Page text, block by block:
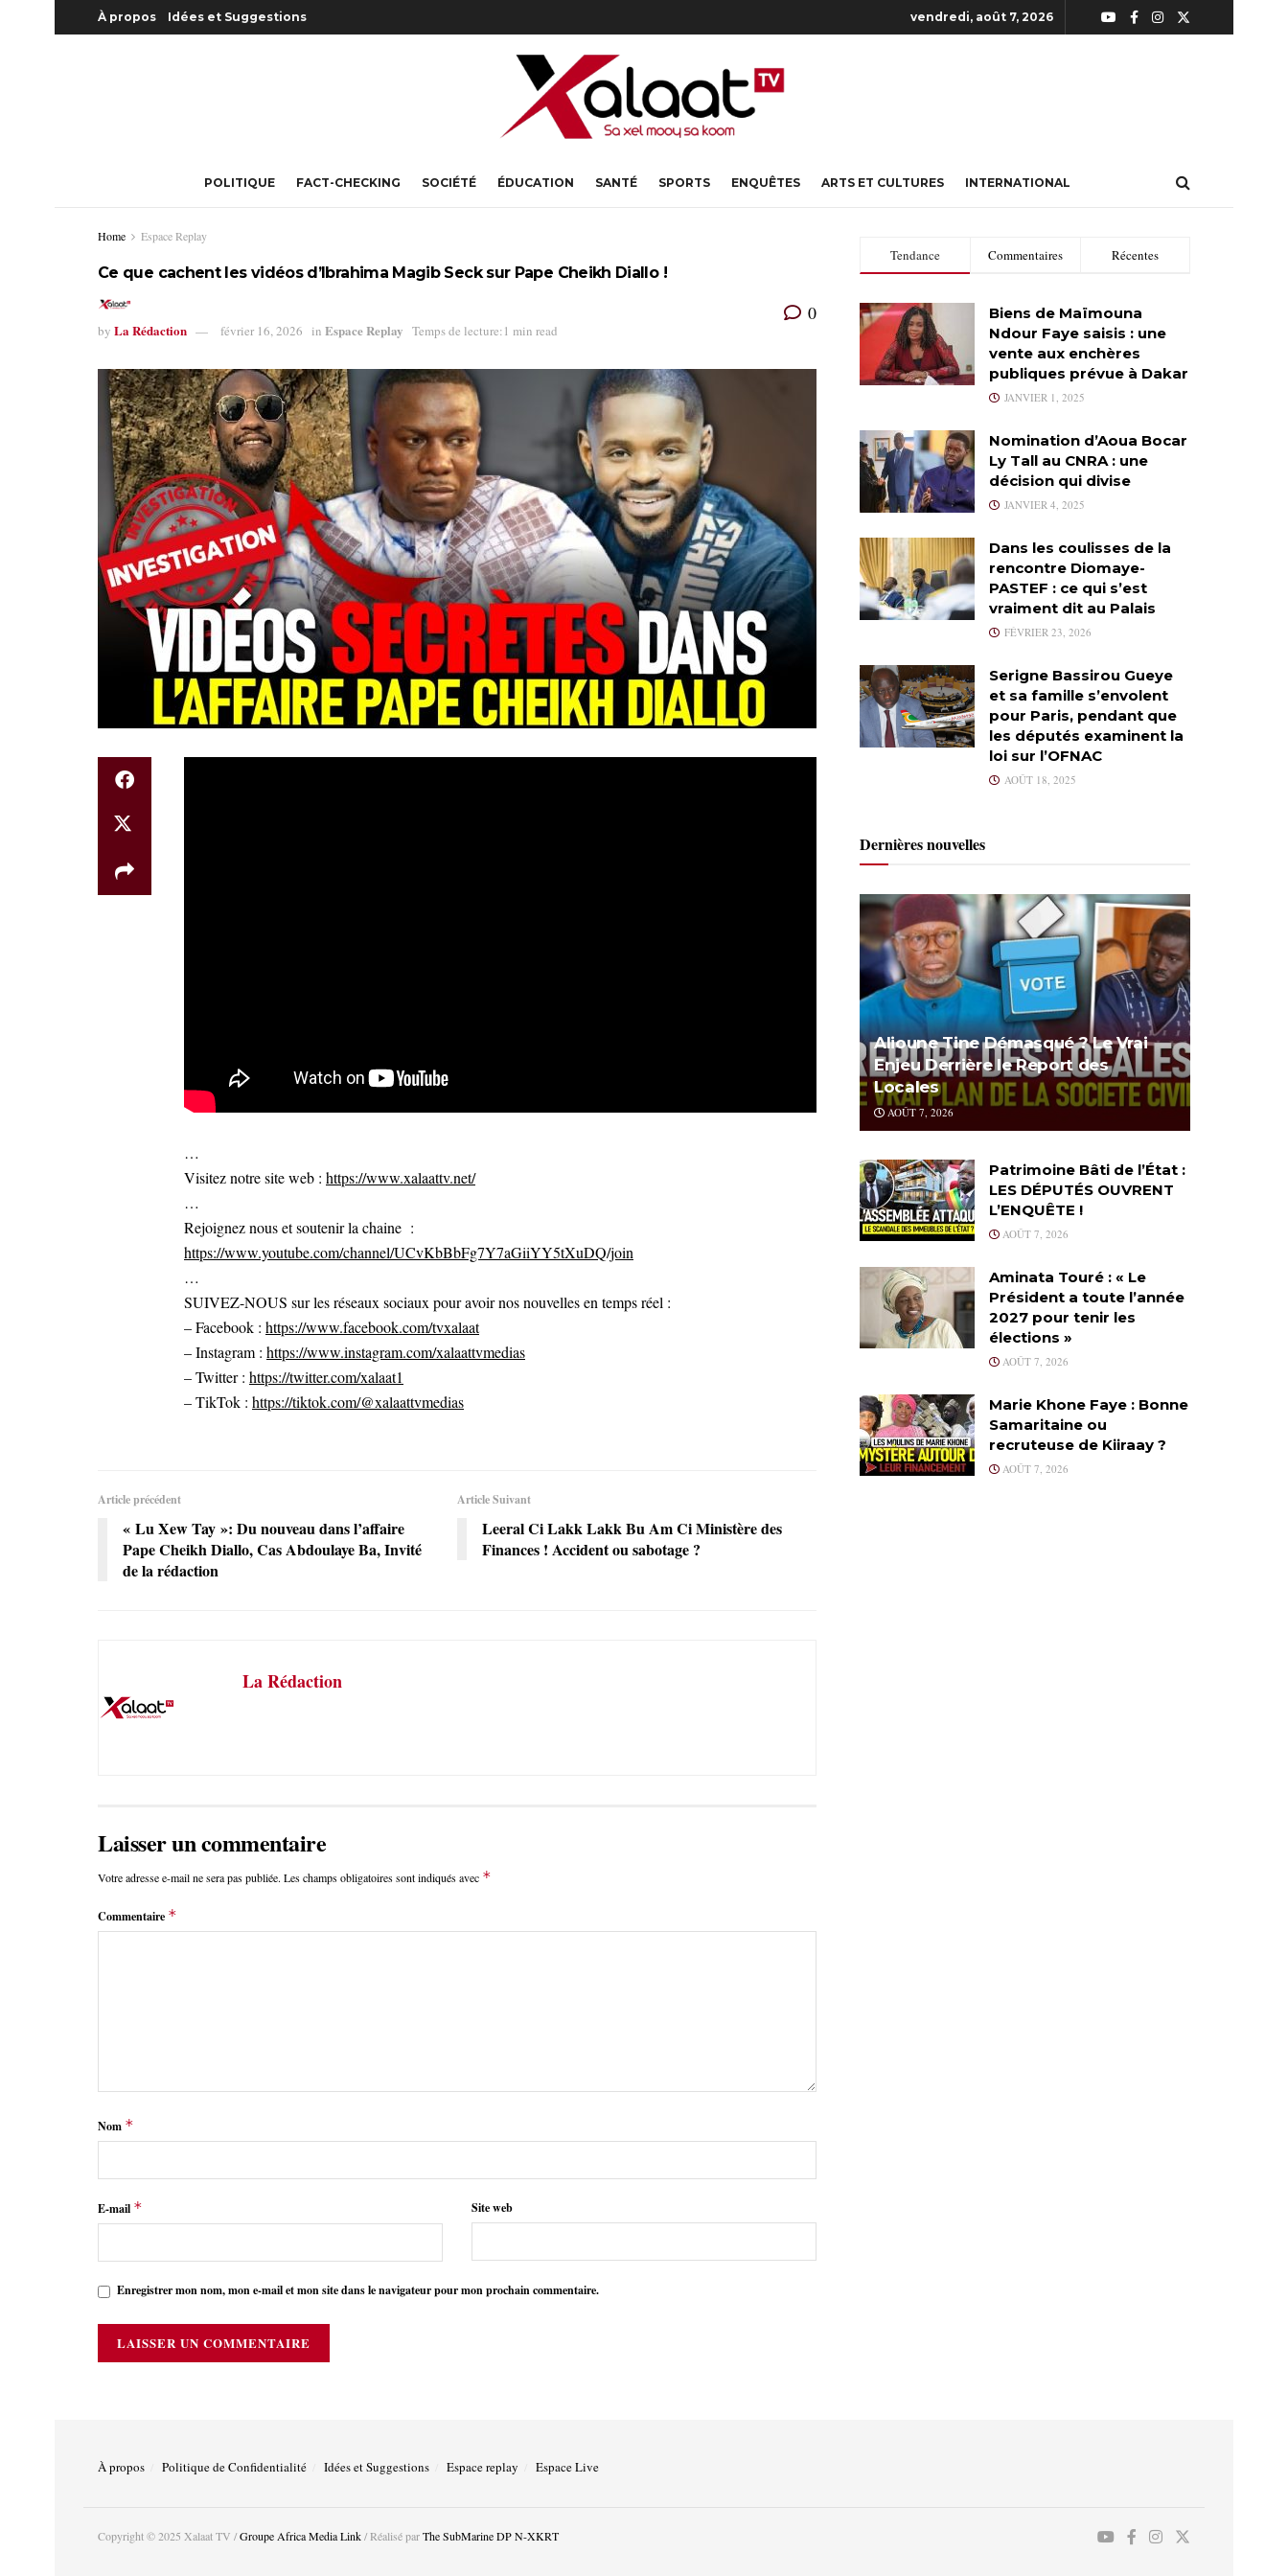
À propos Idées et Suggestions vendredi, août 7, 2026
POLITIQUE FACT-CHECKING SOCIÉTÉ ÉDUCATION SANTÉ SPORTS ENQUÊTES ARTS ET CULTURES INTERNATIONAL
Home Espace Replay
Ce que cachent les vidéos d’Ibrahima Magib Seck sur Pape Cheikh Diallo !
by La Rédaction février 16, 2026 in Espace Replay Temps de lecture:1 min read
0
…
Visitez notre site web : https://www.xalaattv.net/
…
Rejoignez nous et soutenir la chaine :
https://www.youtube.com/channel/UCvKbBbFg7Y7aGiiYY5tXuDQ/join
…
SUIVEZ-NOUS sur les réseaux sociaux pour avoir nos nouvelles en temps réel :
– Facebook : https://www.facebook.com/tvxalaat
– Instagram : https://www.instagram.com/xalaattvmedias
– Twitter : https://twitter.com/xalaat1
– TikTok : https://tiktok.com/@xalaattvmedias
Article précédent
« Lu Xew Tay »: Du nouveau dans l’affaire
Pape Cheikh Diallo, Cas Abdoulaye Ba, Invité
de la rédaction
Article Suivant
Leeral Ci Lakk Lakk Bu Am Ci Ministère des
Finances ! Accident ou sabotage ?
La Rédaction
Laisser un commentaire
Votre adresse e-mail ne sera pas publiée. Les champs obligatoires sont indiqués avec *
Commentaire *
Nom *
E-mail * Site web
Enregistrer mon nom, mon e-mail et mon site dans le navigateur pour mon prochain commentaire.
Tendance Commentaires Récentes
Biens de Maïmouna
Ndour Faye saisis : une
vente aux enchères
publiques prévue à Dakar
JANVIER 1, 2025
Nomination d’Aoua Bocar
Ly Tall au CNRA : une
décision qui divise
JANVIER 4, 2025
Dans les coulisses de la
rencontre Diomaye-
PASTEF : ce qui s’est
vraiment dit au Palais
FÉVRIER 23, 2026
Serigne Bassirou Gueye
et sa famille s’envolent
pour Paris, pendant que
les députés examinent la
loi sur l’OFNAC
AOÛT 18, 2025
Dernières nouvelles
Alioune Tine Démasqué ? Le Vrai
Enjeu Derrière le Report des
Locales
AOÛT 7, 2026
Patrimoine Bâti de l’État :
LES DÉPUTÉS OUVRENT
L’ENQUÊTE !
AOÛT 7, 2026
Aminata Touré : « Le
Président a toute l’année
2027 pour tenir les
élections »
AOÛT 7, 2026
Marie Khone Faye : Bonne
Samaritaine ou
recruteuse de Kiiraay ?
AOÛT 7, 2026
À propos Politique de Confidentialité Idées et Suggestions Espace replay Espace Live
Copyright © 2025 Xalaat TV /Groupe Africa Media Link/ Réalisé parThe SubMarine DP N-XKRT